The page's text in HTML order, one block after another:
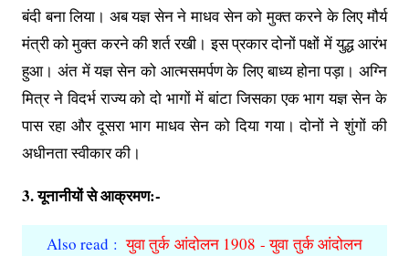
बंदी बना लिया। अब यज्ञ सेन ने माधव सेन को मुक्त करने के लिए मौर्य
मंत्री को मुक्त करने की शर्त रखी। इस प्रकार दोनों पक्षों में युद्ध आरंभ
हुआ। अंत में यज्ञ सेन को आत्मसमर्पण के लिए बाध्य होना पड़ा। अग्नि
मित्र ने विदर्भ राज्य को दो भागों में बांटा जिसका एक भाग यज्ञ सेन के
पास रहा और दूसरा भाग माधव सेन को दिया गया। दोनों ने शुंगों की
अधीनता स्वीकार की।
3. यूनानीयों से आक्रमण:-
Also read : युवा तुर्क आंदोलन 1908 - युवा तुर्क आंदोलन